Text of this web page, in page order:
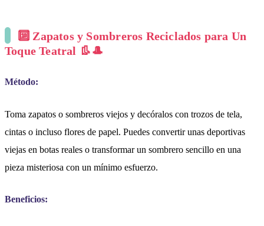
🔟 Zapatos y Sombreros Reciclados para Un
Toque Teatral 👢🎩
Método:
Toma zapatos o sombreros viejos y decóralos con trozos de tela,
cintas o incluso flores de papel. Puedes convertir unas deportivas
viejas en botas reales o transformar un sombrero sencillo en una
pieza misteriosa con un mínimo esfuerzo.
Beneficios: